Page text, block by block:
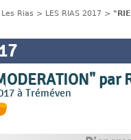
Les Rias > LES RIAS 2017 >
par
à Tréméven